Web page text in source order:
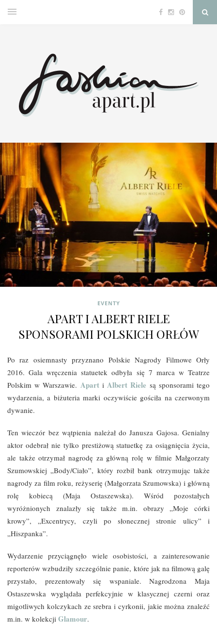
EVENTY
APART I ALBERT RIELE
SPONSORAMI POLSKICH ORŁÓW
Po raz osiemnasty przyznano Polskie Nagrody Filmowe Orły
2016. Gala wręczenia statuetek odbyła się 7 marca w Teatrze
Polskim w Warszawie. ApartiAlbert Riele są sponsorami tego
wydarzenia, a biżuteria marki oczywiście gościła na czerwonym
dywanie.
Ten wieczór bez wątpienia należał do Janusza Gajosa. Genialny
aktor odebrał nie tylko prestiżową statuetkę za osiągnięcia życia,
ale także otrzymał nagrodę za główną rolę w filmie Małgorzaty
Szumowskiej „Body/Ciało”, który rozbił bank otrzymując także
nagrody za film roku, reżyserię (Małgorzata Szumowska) i główną
rolę kobiecą (Maja Ostaszewska). Wśród pozostałych
wyróżnionych znalazły się także m.in. obrazy „Moje córki
krowy”, „Excentrycy, czyli po słonecznej stronie ulicy” i
„Hiszpanka”.
Wydarzenie przyciągnęło wiele osobistości, a zainteresowanie
reporterów wzbudziły szczególnie panie, które jak na filmową galę
przystało, prezentowały się wspaniale. Nagrodzona Maja
Ostaszewska wyglądała perfekcyjnie w klasycznej czerni oraz
migotliwych kolczykach ze srebra i cyrkonii, jakie można znaleźć
m.in. w kolekcji Glamour.